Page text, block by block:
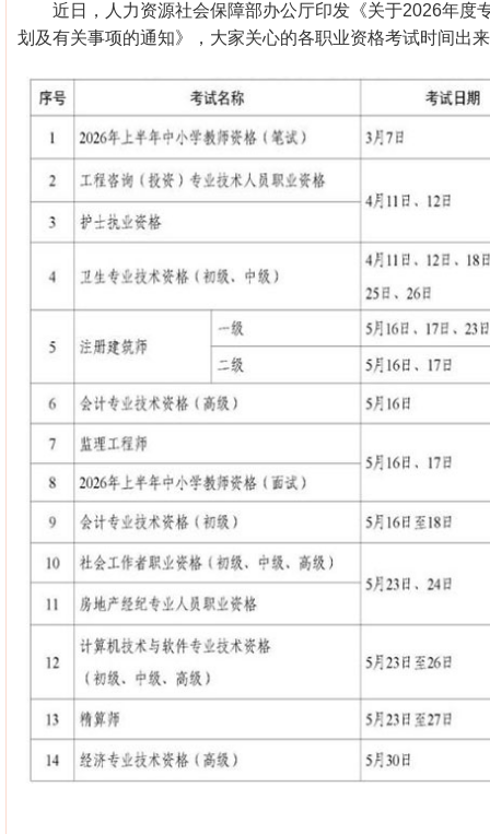
近日，人力资源社会保障部办公厅印发《关于2026年度
划及有关事项的通知》，大家关心的各职业资格考试时间出